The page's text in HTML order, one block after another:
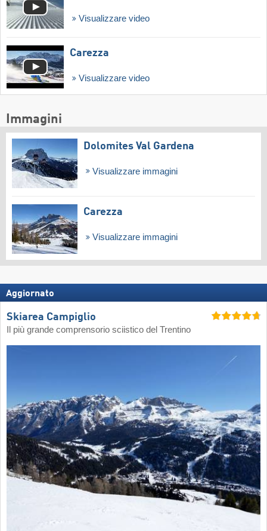
Visualizzare video
Carezza
Visualizzare video
Immagini
Dolomites Val Gardena
Visualizzare immagini
Carezza
Visualizzare immagini
Aggiornato
Skiarea Campiglio
Il più grande comprensorio sciistico del Trentino